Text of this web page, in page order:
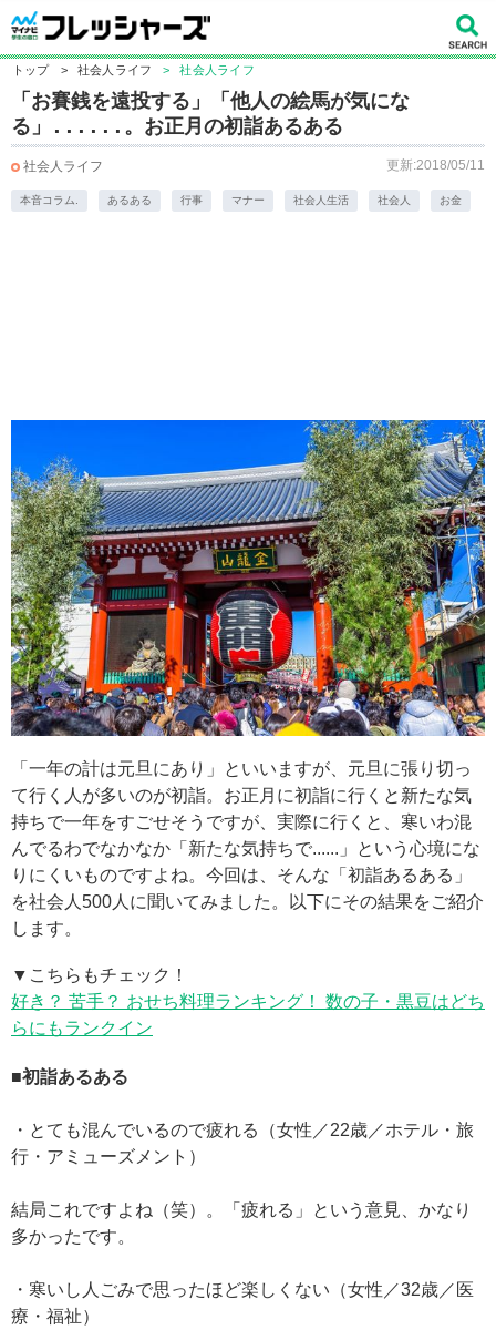
トップ > 社会人ライフ > 社会人ライフ
「お賽銭を遠投する」「他人の絵馬が気にな
る」......。お正月の初詣あるある
社会人ライフ 更新:2018/05/11
本音コラム. あるある 行事 マナー 社会人生活 社会人 お金
「一年の計は元旦にあり」といいますが、元旦に張り切っ
て行く人が多いのが初詣。お正月に初詣に行くと新たな気
持ちで一年をすごせそうですが、実際に行くと、寒いわ混
んでるわでなかなか「新たな気持ちで......」という心境にな
りにくいものですよね。今回は、そんな「初詣あるある」
を社会人500人に聞いてみました。以下にその結果をご紹介
します。
▼こちらもチェック！
好き？ 苦手？ おせち料理ランキング！ 数の子・黒豆はどち
らにもランクイン
■初詣あるある
・とても混んでいるので疲れる（女性／22歳／ホテル・旅
行・アミューズメント）
結局これですよね（笑）。「疲れる」という意見、かなり
多かったです。
・寒いし人ごみで思ったほど楽しくない（女性／32歳／医
療・福祉）